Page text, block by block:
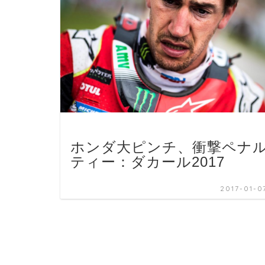
ホンダ大ピンチ、衝撃ペナ
ティー：ダカール2017
2017-01-